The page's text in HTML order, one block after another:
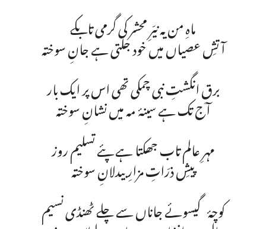
ماہِ من یہ نیّرِ محشر کی گرمی تابکے
آتشِ عصیاں میں خود جلتی ہے جانِ سوختہ
برقِ انگشتِ نبی چمکی تھی اس پر ایک بار
آج تک ہے سینۂ مہ میں نشانِ سوختہ
مہرِ عالم تاب جھکتا ہے پئے تسلیم روز
پیشِ ذرّاتِ مزارِ بیدلانِ سوختہ
کوچۂ گیسوئے جاناں سے چلے ٹھنڈی نسیم